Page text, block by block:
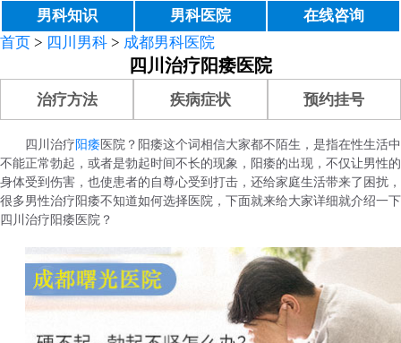
男科知识
男科医院
在线咨询
首页 > 四川男科 > 成都男科医院
四川治疗阳痿医院
治疗方法 疾病症状 预约挂号
四川治疗 阳痿 医院？阳痿这个词相信大家都不陌生，是指在性生活中
不能正常勃起，或者是勃起时间不长的现象，阳痿的出现，不仅让男性的
身体受到伤害，也使患者的自尊心受到打击，还给家庭生活带来了困扰，
很多男性治疗阳痿不知道如何选择医院，下面就来给大家详细就介绍一下
四川治疗阳痿医院？